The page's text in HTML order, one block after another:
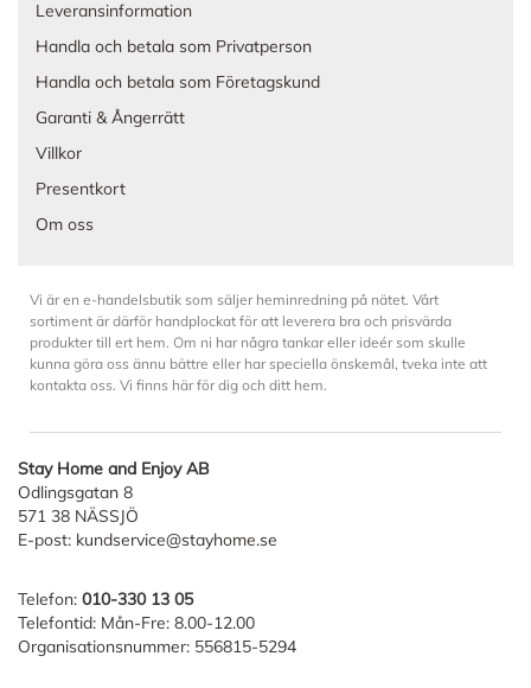
Leveransinformation
Handla och betala som Privatperson
Handla och betala som Företagskund
Garanti & Ångerrätt
Villkor
Presentkort
Om oss
Vi är en e-handelsbutik som säljer heminredning på nätet. Vårt
sortiment är därför handplockat för att leverera bra och prisvärda
produkter till ert hem. Om ni har några tankar eller ideér som skulle
kunna göra oss ännu bättre eller har speciella önskemål, tveka inte att
kontakta oss. Vi finns här för dig och ditt hem.
Stay Home and Enjoy AB
Odlingsgatan 8
571 38 NÄSSJÖ
E-post: kundservice@stayhome.se
Telefon: 010-330 13 05
Telefontid: Mån-Fre: 8.00-12.00
Organisationsnummer: 556815-5294